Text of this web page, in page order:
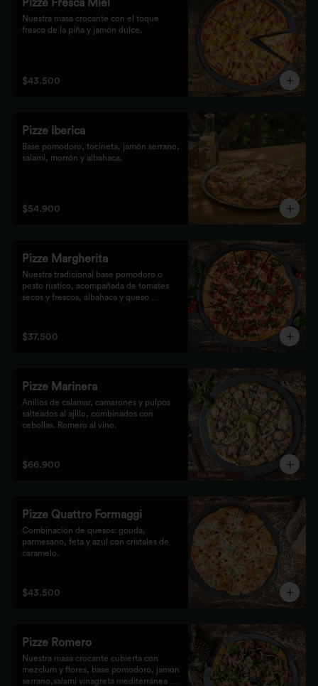
Pizze Fresca Miel
Nuestra masa crocante con el toque
fresco de la piña y jamón dulce.
$43.500
Pizze Iberica
Base pomodoro, tocineta, jamón serrano,
salami, morrón y albahaca.
$54.900
Pizze Margherita
Nuestra tradicional base pomodoro o
pesto rústico, acompañada de tomates
secos y frescos, albahaca y queso
$37.500
Pizze Marinera
Anillos de calamar, camarones y pulpos
salteados al ajillo, combinados con
cebollas. Romero al vino.
$66.900
Pizze Quattro Formaggi
Combinación de quesos: gouda,
parmesano, feta y azul con cristales de
caramelo.
$43.500
Pizze Romero
Nuestra masa crocante cubierta con
mezclum y flores, base pomodoro, jamón
serrano,salami vinagreta mediterránea y